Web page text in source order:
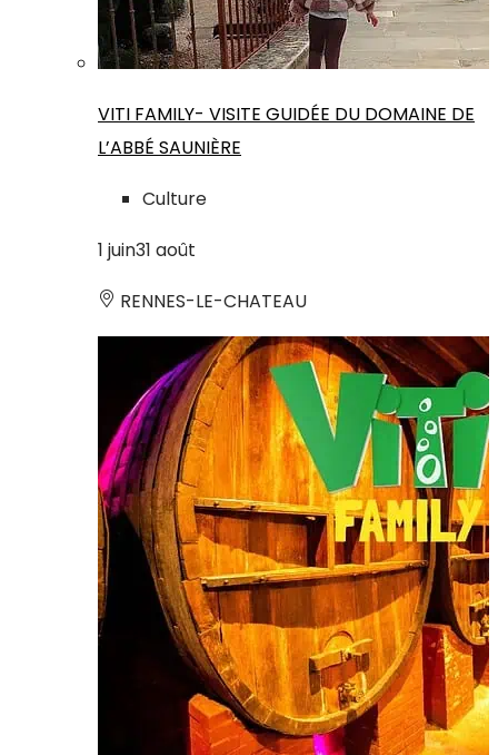
VITI FAMILY- VISITE GUIDÉE DU DOMAINE DE
L’ABBÉ SAUNIÈRE
Culture
1 juin31 août
RENNES-LE-CHATEAU